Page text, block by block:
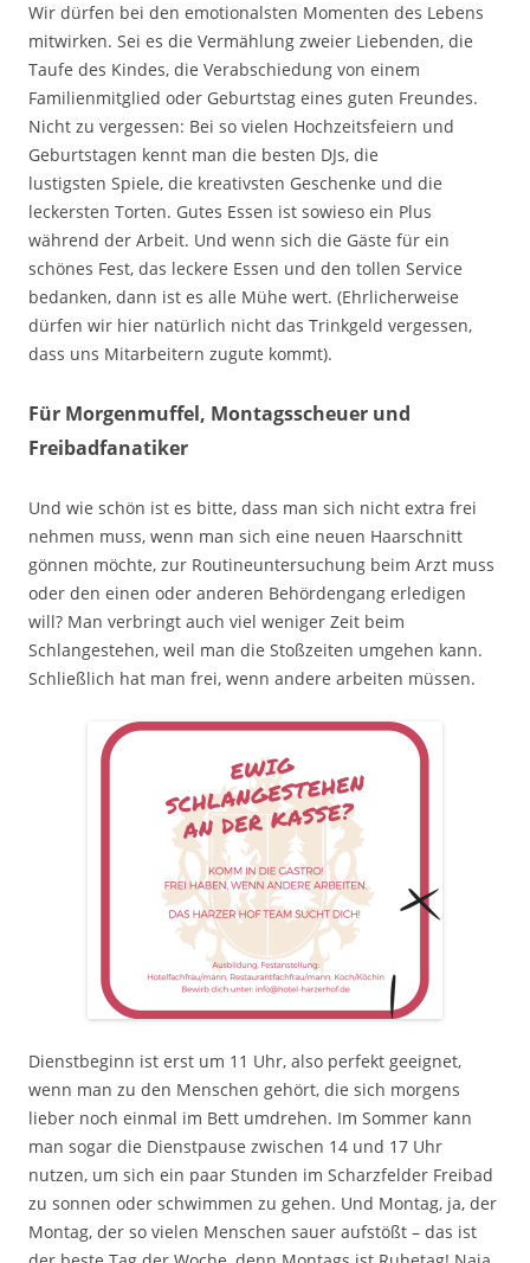
Wir dürfen bei den emotionalsten Momenten des Lebens
mitwirken. Sei es die Vermählung zweier Liebenden, die
Taufe des Kindes, die Verabschiedung von einem
Familienmitglied oder Geburtstag eines guten Freundes.
Nicht zu vergessen: Bei so vielen Hochzeitsfeiern und
Geburtstagen kennt man die besten DJs, die
lustigsten Spiele, die kreativsten Geschenke und die
leckersten Torten. Gutes Essen ist sowieso ein Plus
während der Arbeit. Und wenn sich die Gäste für ein
schönes Fest, das leckere Essen und den tollen Service
bedanken, dann ist es alle Mühe wert. (Ehrlicherweise
dürfen wir hier natürlich nicht das Trinkgeld vergessen,
dass uns Mitarbeitern zugute kommt).
Für Morgenmuffel, Montagsscheuer und
Freibadfanatiker
Und wie schön ist es bitte, dass man sich nicht extra frei
nehmen muss, wenn man sich eine neuen Haarschnitt
gönnen möchte, zur Routineuntersuchung beim Arzt muss
oder den einen oder anderen Behördengang erledigen
will? Man verbringt auch viel weniger Zeit beim
Schlangestehen, weil man die Stoßzeiten umgehen kann.
Schließlich hat man frei, wenn andere arbeiten müssen.
Dienstbeginn ist erst um 11 Uhr, also perfekt geeignet,
wenn man zu den Menschen gehört, die sich morgens
lieber noch einmal im Bett umdrehen. Im Sommer kann
man sogar die Dienstpause zwischen 14 und 17 Uhr
nutzen, um sich ein paar Stunden im Scharzfelder Freibad
zu sonnen oder schwimmen zu gehen. Und Montag, ja, der
Montag, der so vielen Menschen sauer aufstößt – das ist